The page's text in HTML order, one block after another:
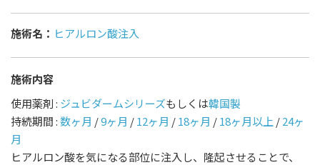
施術名： ヒアルロン酸注入
施術内容
使用薬剤 : ジュビダームシリーズもしくは韓国製
持続期間 :数ヶ月 /9ヶ月 /12ヶ月 /18ヶ月 /18ヶ月以上 /24ヶ
月
ヒアルロン酸を気になる部位に注入し、隆起させることで、